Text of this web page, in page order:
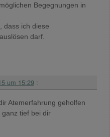
Begegnungen in
dass ich diese
darf.
um 15:29 :
Atemerfahrung geholfen
ganz tief bei dir